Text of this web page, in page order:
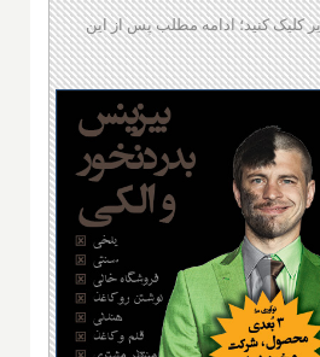
کلیک کنید؛ ادامه مطلب پس از این